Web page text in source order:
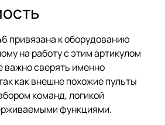
привязана к оборудованию
на работу с этим артикулом
важно сверять именно
как внешне похожие пульты
команд, логикой
функциями.